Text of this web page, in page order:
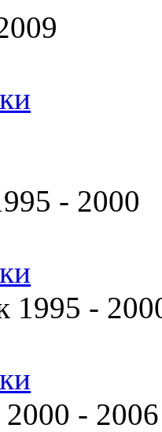
- 2000
1995 -
2000 - 2006